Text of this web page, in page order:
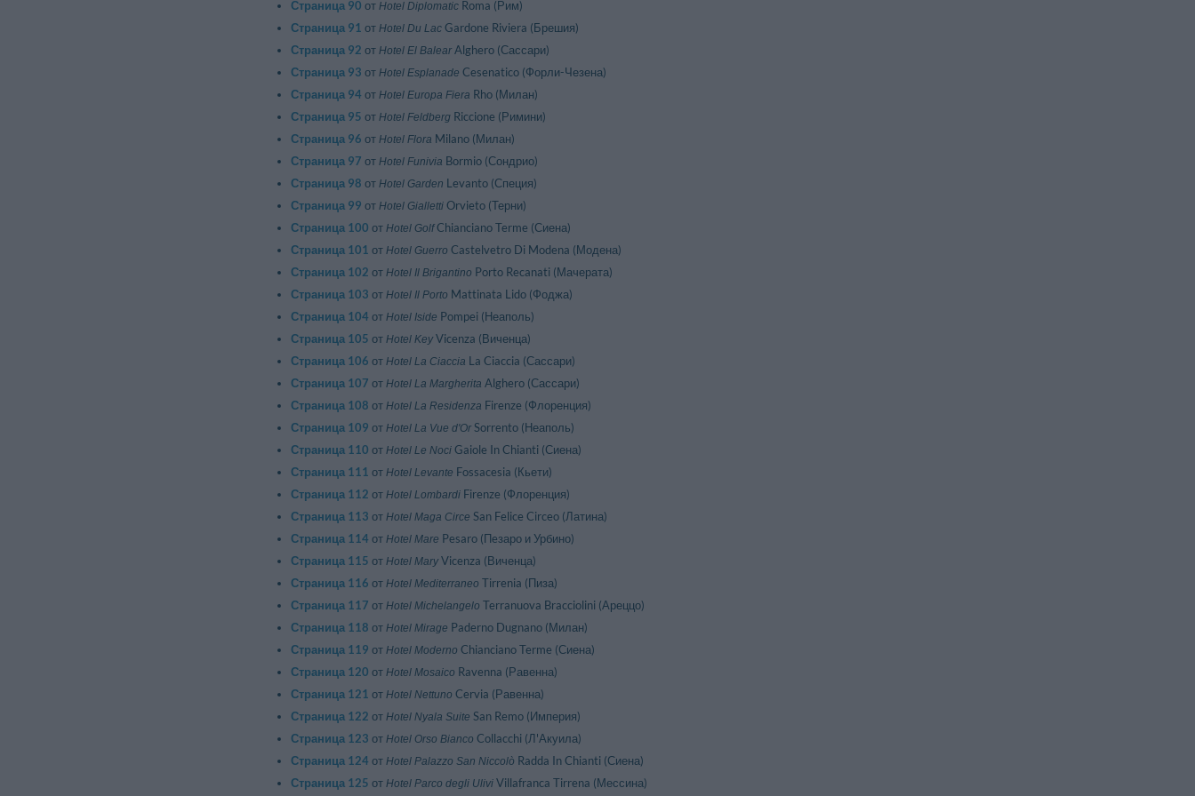
Страница 90 от Hotel Diplomatic Roma (Рим)
Страница 91 от Hotel Du Lac Gardone Riviera (Брешия)
Страница 92 от Hotel El Balear Alghero (Сассари)
Страница 93 от Hotel Esplanade Cesenatico (Форли-Чезена)
Страница 94 от Hotel Europa Fiera Rho (Милан)
Страница 95 от Hotel Feldberg Riccione (Римини)
Страница 96 от Hotel Flora Milano (Милан)
Страница 97 от Hotel Funivia Bormio (Сондрио)
Страница 98 от Hotel Garden Levanto (Специя)
Страница 99 от Hotel Gialletti Orvieto (Терни)
Страница 100 от Hotel GolfChianciano Terme (Сиена)
Страница 101 от Hotel Guerro Castelvetro Di Modena (Модена)
Страница 102 от Hotel Il Brigantino Porto Recanati (Мачерата)
Страница 103 от Hotel Il Porto Mattinata Lido (Фоджа)
Страница 104 от Hotel Iside Pompei (Неаполь)
Страница 105 от Hotel Key Vicenza (Виченца)
Страница 106 от Hotel La Ciaccia La Ciaccia (Сассари)
Страница 107 от Hotel La Margherita Alghero (Сассари)
Страница 108 от Hotel La Residenza Firenze (Флоренция)
Страница 109 от Hotel La Vue d'Or Sorrento (Неаполь)
Страница 110 от Hotel Le Noci Gaiole In Chianti (Сиена)
Страница 111 от Hotel Levante Fossacesia (Кьети)
Страница 112 от Hotel Lombardi Firenze (Флоренция)
Страница 113 от Hotel Maga Circe San Felice Circeo (Латина)
Страница 114 от Hotel Mare Pesaro (Пeзаро и Урбино)
Страница 115 от Hotel Mary Vicenza (Виченца)
Страница 116 от Hotel Mediterraneo Tirrenia (Пиза)
Страница 117 от Hotel Michelangelo Terranuova Bracciolini (Ареццо)
Страница 118 от Hotel Mirage Paderno Dugnano (Милан)
Страница 119 от Hotel Moderno Chianciano Terme (Сиена)
Страница 120 от Hotel Mosaico Ravenna (Равенна)
Страница 121 от Hotel Nettuno Cervia (Равенна)
Страница 122 от Hotel Nyala Suite San Remo (Империя)
Страница 123 от Hotel Orso Bianco Collacchi (Л'Акуила)
Страница 124 от Hotel Palazzo San Niccolò Radda In Chianti (Сиена)
Страница 125 от Hotel Parco degli Ulivi Villafranca Tirrena (Мессина)